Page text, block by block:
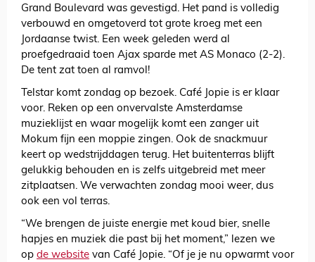
Grand Boulevard was gevestigd. Het pand is volledig
verbouwd en omgetoverd tot grote kroeg met een
Jordaanse twist. Een week geleden werd al
proefgedraaid toen Ajax sparde met AS Monaco (2-2).
De tent zat toen al ramvol!
Telstar komt zondag op bezoek. Café Jopie is er klaar
voor. Reken op een onvervalste Amsterdamse
muzieklijst en waar mogelijk komt een zanger uit
Mokum fijn een moppie zingen. Ook de snackmuur
keert op wedstrijddagen terug. Het buitenterras blijft
gelukkig behouden en is zelfs uitgebreid met meer
zitplaatsen. We verwachten zondag mooi weer, dus
ook een vol terras.
“We brengen de juiste energie met koud bier, snelle
hapjes en muziek die past bij het moment,” lezen we
op de website van Café Jopie. “Of je je nu opwarmt voor